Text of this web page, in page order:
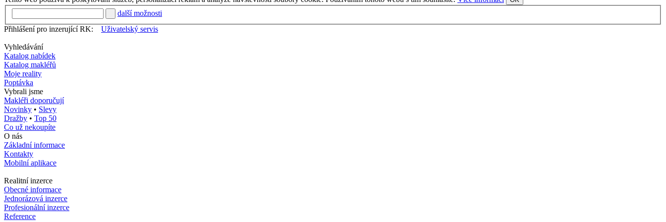
další možnosti
Přihlášení pro inzerující RK:
Uživatelský servis
Vyhledávání
Katalog nabídek
Katalog makléřů
Moje reality
Poptávka
Vybrali jsme
Makléři doporučují
Novinky • Slevy
Dražby • Top 50
Co už nekoupíte
O nás
Základní informace
Kontakty
Mobilní aplikace
Realitní inzerce
Obecné informace
Jednorázová inzerce
Profesionální inzerce
Reference